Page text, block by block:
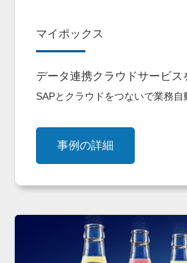
マイポックス
データ連携クラウドサービス
SAPとクラウドをつないで業務自
事例の詳細